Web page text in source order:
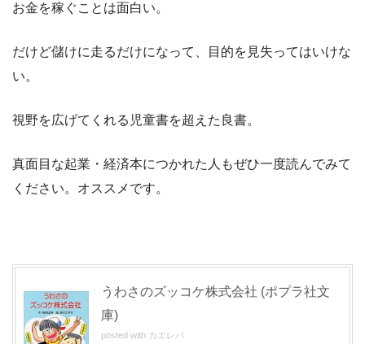
お金を稼ぐことは面白い。
だけど儲けに走るだけになって、目的を見失ってはいけな
い。
視野を広げてくれる児童書を超えた良書。
真面目な起業・経済本につかれた人もぜひ一度読んでみて
ください。オススメです。
うわさのズッコケ株式会社 (ポプラ社文
庫)
posted with カエレバ